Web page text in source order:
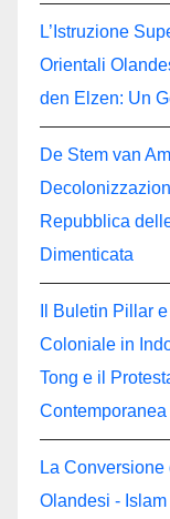
L’Istruzione
Orientali
den Elzen: Un
De Stem van
Repubblica
Dimenticata
Il Buletin Pillar
Coloniale in
Tong e il
Contemporanea
La Conversione
Olandesi -